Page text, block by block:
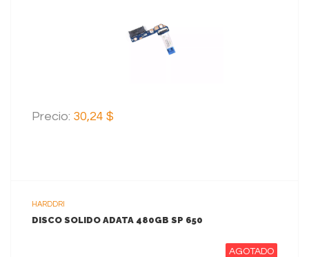
AGREGAR AL CARRITO
Precio: 30,24 $
HARDDRI
DISCO SOLIDO ADATA 480GB SP 650
AGOTADO